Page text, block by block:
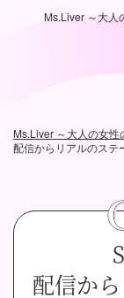
Ms.Liver ～大人
Ms.Liver ～大人の女
配信からリアルのステ
配信か